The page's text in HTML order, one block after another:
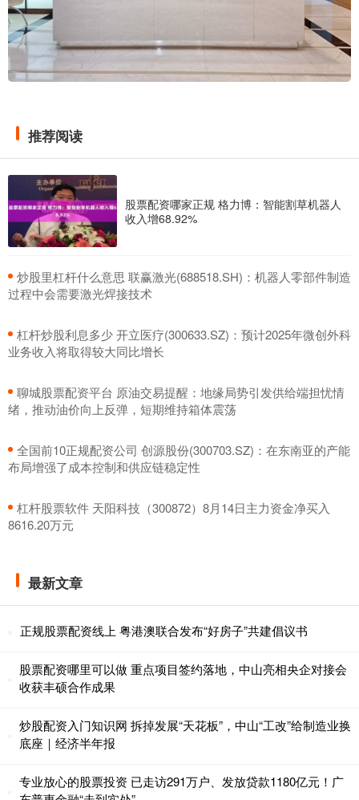
推荐阅读
股票配资哪家正规 格力博：智能割草机器人
收入增68.92%
​炒股里杠杆什么意思 联赢激光(688518.SH)：机器人零部件制造
过程中会需要激光焊接技术
​杠杆炒股利息多少 开立医疗(300633.SZ)：预计2025年微创外科
业务收入将取得较大同比增长
​聊城股票配资平台 原油交易提醒：地缘局势引发供给端担忧情
绪，推动油价向上反弹，短期维持箱体震荡
​全国前10正规配资公司 创源股份(300703.SZ)：在东南亚的产能
布局增强了成本控制和供应链稳定性
​杠杆股票软件 天阳科技（300872）8月14日主力资金净买入
8616.20万元
最新文章
正规股票配资线上 粤港澳联合发布“好房子”共建倡议书
股票配资哪里可以做 重点项目签约落地，中山亮相央企对接会
收获丰硕合作成果
炒股配资入门知识网 拆掉发展“天花板”，中山“工改”给制造业换
底座｜经济半年报
专业放心的股票投资 已走访291万户、发放贷款1180亿元！广